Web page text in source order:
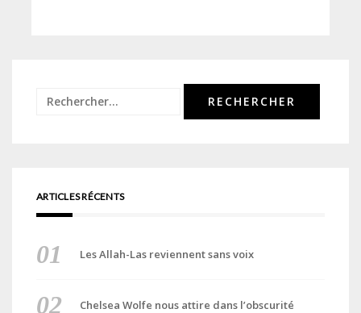
Rechercher :
ARTICLES RÉCENTS
Les Allah-Las reviennent sans voix
Chelsea Wolfe nous attire dans l’obscurité